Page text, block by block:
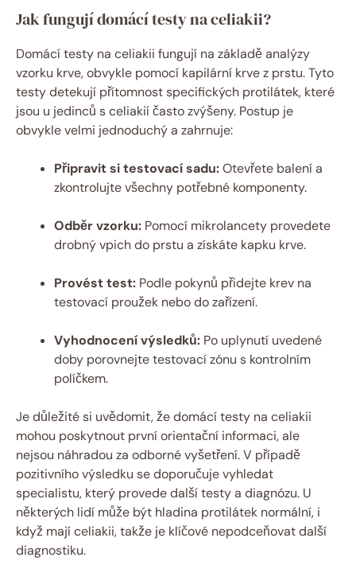
Jak fungují domácí testy na celiakii?
Domácí testy na celiakii fungují na základě analýzy
vzorku krve, obvykle pomocí kapilární krve z prstu. Tyto
testy detekují přítomnost specifických protilátek, které
jsou u jedinců s celiakií často zvýšeny. Postup je
obvykle velmi jednoduchý a zahrnuje:
Připravit si testovací sadu:Otevřete balení a
zkontrolujte všechny potřebné komponenty.
Odběr vzorku: Pomocí mikrolancety provedete
drobný vpich do prstu a získáte kapku krve.
Provést test: Podle pokynů přidejte krev na
testovací proužek nebo do zařízení.
Vyhodnocení výsledků: Po uplynutí uvedené
doby porovnejte testovací zónu s kontrolním
políčkem.
Je důležité si uvědomit, že domácí testy na celiakii
mohou poskytnout první orientační informaci, ale
nejsou náhradou za odborné vyšetření. V případě
pozitivního výsledku se doporučuje vyhledat
specialistu, který provede další testy a diagnózu. U
některých lidí může být hladina protilátek normální, i
když mají celiakii, takže je klíčové nepodceňovat další
diagnostiku.